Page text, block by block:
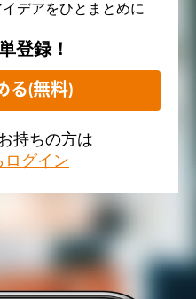
デアをひとまとめに
登録！
る(無料)
持ちの方は
ログイン